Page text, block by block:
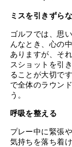
ミスを引きずら
ゴルフでは、思
んなとき、心の
ありますが、そ
スショットを引
ることが大切で
で全体のラウン
う。
呼吸を整える
プレー中に緊張
気持ちを落ち着